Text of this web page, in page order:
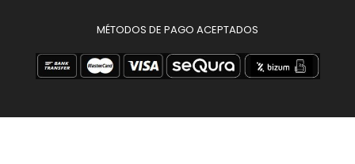
MÉTODOS DE PAGO ACEPTADOS